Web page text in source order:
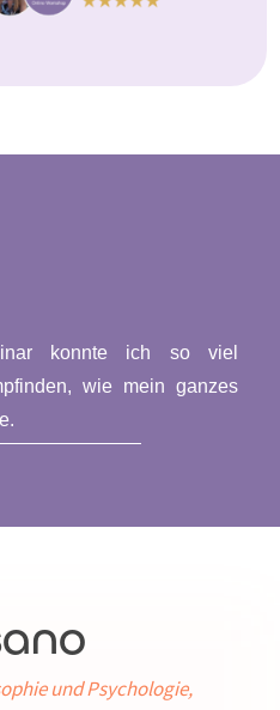
konnte ich so viel
wie mein ganzes
und Psychologie,